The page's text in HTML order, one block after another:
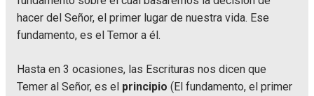
hacer del Señor, el primer lugar de nuestra vida. Ese
fundamento, es el Temor a él.
Hasta en 3 ocasiones, las Escrituras nos dicen que
Temer al Señor, es el principio (El fundamento, el primer